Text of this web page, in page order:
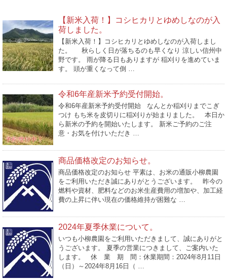
【新米入荷！】コシヒカリとゆめしなのが入
荷しました。
【新米入荷！】コシヒカリとゆめしなのが入荷しまし
た。 秋らしく日が落ちるのも早くなり 涼しい信州中
野です。 雨が降る日もありますが 稲刈りを進めていま
す。 頭が重くなって倒 …
令和6年産新米予約受付開始。
令和6年産新米予約受付開始 なんとか稲刈りまでこぎ
つけ もち米を皮切りに稲刈りが始まりました。 本日か
ら新米の予約を開始いたします。 新米ご予約のご注
意・お気を付けいただき …
商品価格改定のお知らせ。
商品価格改定のお知らせ 平素は、お米の通販小柳農園
をご利用いただき誠にありがとうございます。 昨今の
燃料や資材、肥料などのお米生産費用の増加や、加工経
費の上昇に伴い現在の価格維持が困難な …
2024年夏季休業について。
いつも小柳農園をご利用いただきまして、誠にありがと
うございます。 夏季の営業につきまして、ご案内いた
します。 休 業 期 間：休業期間：2024年8月11日
（日）～2024年8月16日（ …